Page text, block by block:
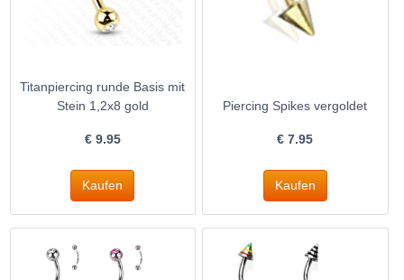
Titanpiercing runde Basis mit
Stein 1,2x8 gold
€ 9.95
Piercing Spikes vergoldet
€7.95